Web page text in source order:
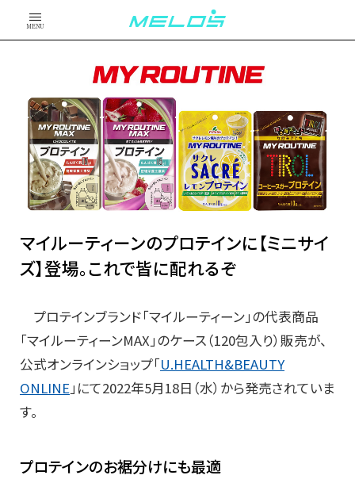
MENU
マイルーティーンのプロテインに【ミニサイ
ズ】登場。これで皆に配れるぞ
プロテインブランド「マイルーティーン」の代表商品
「マイルーティーンMAX」のケース（120包入り）販売が、
公式オンラインショップ「U.HEALTH&BEAUTY
ONLINE」にて2022年5月18日（水）から発売されていま
す。
プロテインのお裾分けにも最適